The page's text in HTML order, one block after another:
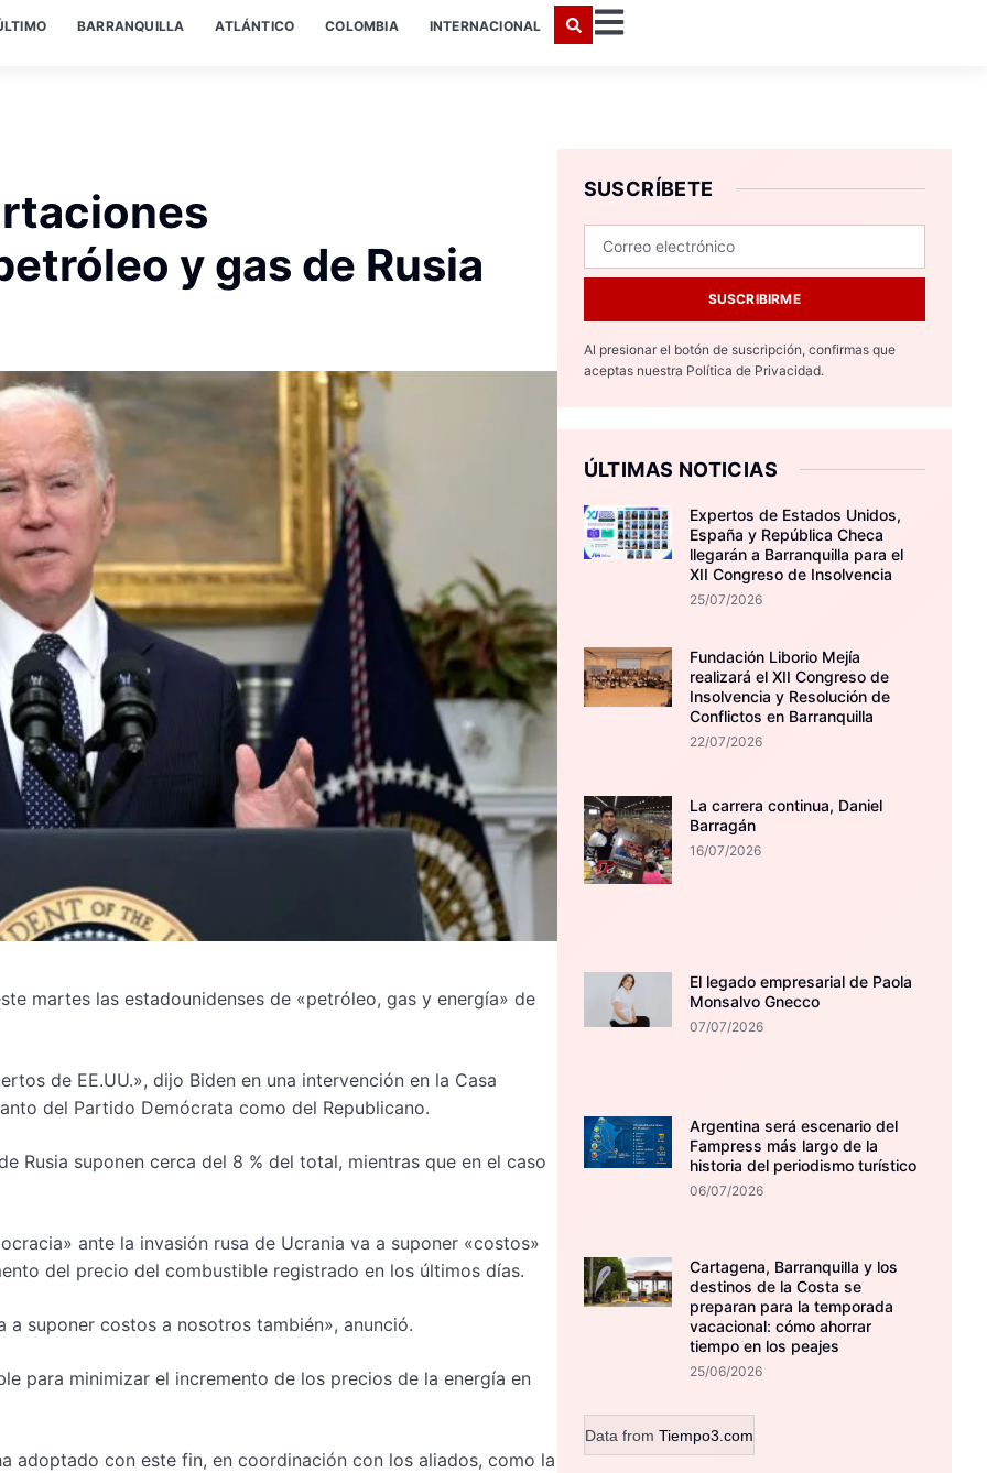
BARRANQUILLA ATLÁNTICO COLOMBIA INTERNACIONAL
y gas de Rusia
martes las estadounidenses de «petróleo, gas y energía» de
de EE.UU.», dijo Biden en una intervención en la Casa
del Partido Demócrata como del Republicano.
Rusia suponen cerca del 8 % del total, mientras que en el caso
ante la invasión rusa de Ucrania va a suponer «costos»
del precio del combustible registrado en los últimos días.
suponer costos a nosotros también», anunció.
para minimizar el incremento de los precios de la energía en
adoptado con este fin, en coordinación con los aliados, como la
SUSCRÍBETE
SUSCRIBIRME
Al presionar el botón de suscripción, confirmas que
aceptas nuestra Política de Privacidad.
ÚLTIMAS NOTICIAS
Expertos de Estados Unidos,
España y República Checa
llegarán a Barranquilla para el
XII Congreso de Insolvencia
25/07/2026
Fundación Liborio Mejía
realizará el XII Congreso de
Insolvencia y Resolución de
Conflictos en Barranquilla
22/07/2026
La carrera continua, Daniel
Barragán
16/07/2026
El legado empresarial de Paola
Monsalvo Gnecco
07/07/2026
Argentina será escenario del
Fampress más largo de la
historia del periodismo turístico
06/07/2026
Cartagena, Barranquilla y los
destinos de la Costa se
preparan para la temporada
vacacional: cómo ahorrar
tiempo en los peajes
25/06/2026
Data from Tiempo3.com